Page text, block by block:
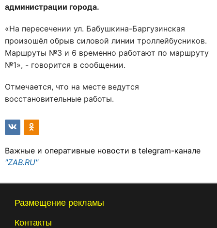
администрации города.
«На пересечении ул. Бабушкина-Баргузинская
произошёл обрыв силовой линии троллейбусников.
Маршруты №3 и 6 временно работают по маршруту
№1», - говорится в сообщении.
Отмечается, что на месте ведутся
восстановительные работы.
Важные и оперативные новости в telegram-канале
"ZAB.RU"
Размещение рекламы
Контакты